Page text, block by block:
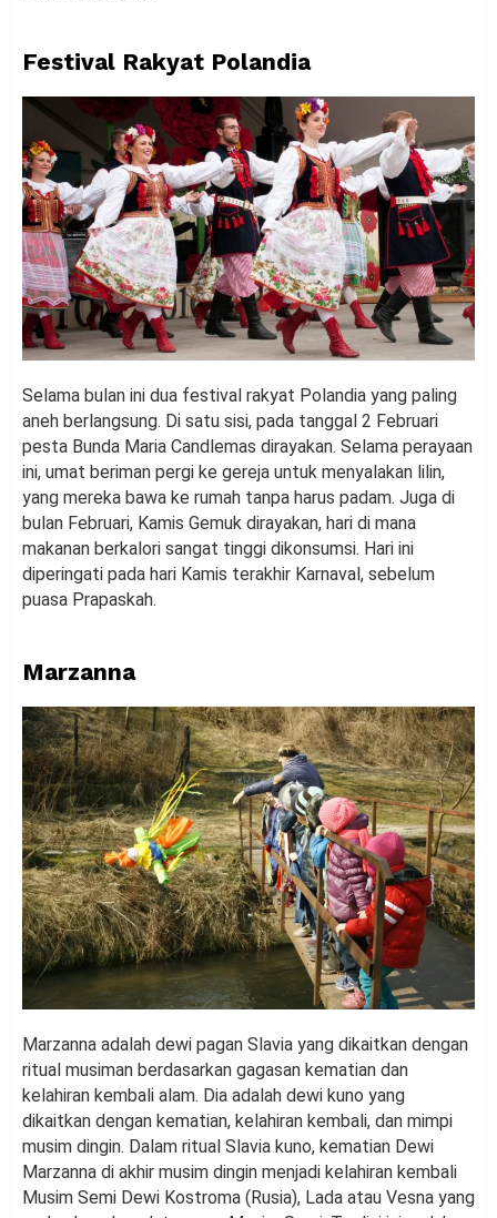
Festival Rakyat Polandia
Selama bulan ini dua festival rakyat Polandia yang paling
aneh berlangsung. Di satu sisi, pada tanggal 2 Februari
pesta Bunda Maria Candlemas dirayakan. Selama perayaan
ini, umat beriman pergi ke gereja untuk menyalakan lilin,
yang mereka bawa ke rumah tanpa harus padam. Juga di
bulan Februari, Kamis Gemuk dirayakan, hari di mana
makanan berkalori sangat tinggi dikonsumsi. Hari ini
diperingati pada hari Kamis terakhir Karnaval, sebelum
puasa Prapaskah.
Marzanna
Marzanna adalah dewi pagan Slavia yang dikaitkan dengan
ritual musiman berdasarkan gagasan kematian dan
kelahiran kembali alam. Dia adalah dewi kuno yang
dikaitkan dengan kematian, kelahiran kembali, dan mimpi
musim dingin. Dalam ritual Slavia kuno, kematian Dewi
Marzanna di akhir musim dingin menjadi kelahiran kembali
Musim Semi Dewi Kostroma (Rusia), Lada atau Vesna yang